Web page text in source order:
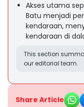
Akses utama
Batu menjadi
kendaraan,
kendaraan di
This section
our editorial team.
Share Article